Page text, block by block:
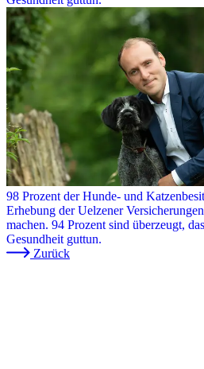
98 Prozent der Hunde- und
Erhebung der Uelzener
machen. 94 Prozent sind überzeugt,
Gesundheit guttun.
Zurück